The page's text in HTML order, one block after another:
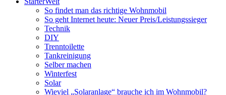
So findet man das richtige Wohnmobil
So geht Internet heute: Neuer Preis/Leistungssieger
Technik
DIY
Trenntoilette
Tankreinigung
Selber machen
Winterfest
Solar
Wieviel „Solaranlage“ brauche ich im Wohnmobil?